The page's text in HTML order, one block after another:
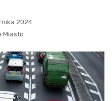
2024
Miasto